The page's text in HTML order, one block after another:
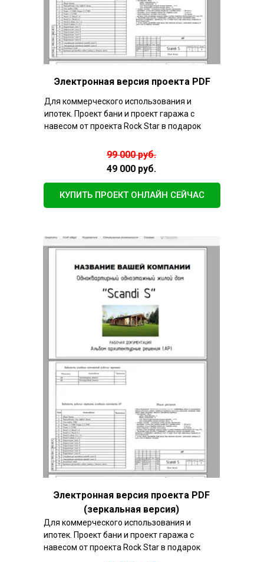
Для коммерческого использования и
ипотек. Проект бани и проект гаража с
навесом от проекта Rock Star в подарок
Электронная версия проекта PDF
(зеркальная версия)
КУПИТЬ ПРОЕКТ ОНЛАЙН СЕЙЧАС
99 000 руб.
49 000 руб.
Для коммерческого использования и
ипотек. Проект бани и проект гаража с
навесом от проекта Rock Star в подарок
Электронная версия проекта PDF